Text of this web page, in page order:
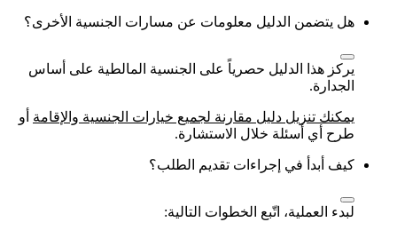
هل يتضمن الدليل معلومات عن مسارات الجنسية الأخرى؟
يركز هذا الدليل حصرياً على الجنسية المالطية على أساس
الجدارة.
يمكنك تنزيل دليل مقارنة لجميع خيارات الجنسية والإقامة أو
طرح أي أسئلة خلال الاستشارة.
كيف أبدأ في إجراءات تقديم الطلب؟
لبدء العملية، اتّبع الخطوات التالية: